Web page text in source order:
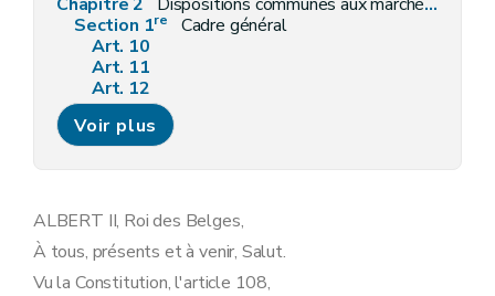
Section 1re
Cadre général
Art. 10
Art. 11
Art. 12
Art. 13
Art. 14
Art. 15
Art. 18
Section 2
Droits intellectuels
Art. 19
Art. 20
Voir plus
ALBERT II, Roi des Belges,
À tous, présents et à venir, Salut.
Vu la Constitution, l'article 108,